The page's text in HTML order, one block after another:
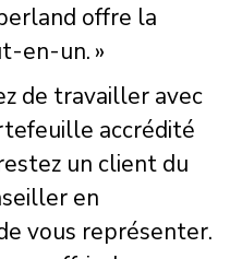
offre la
en-un. »
de travailler avec
accrédité
un client du
en
vous représenter.